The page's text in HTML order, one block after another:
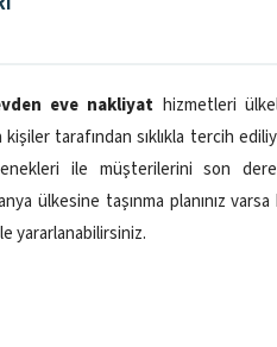
eve nakliyat hizmetleri
tarafından sıklıkla tercih
ile müşterilerini son
ülkesine taşınma planınız varsa
yararlanabilirsiniz.